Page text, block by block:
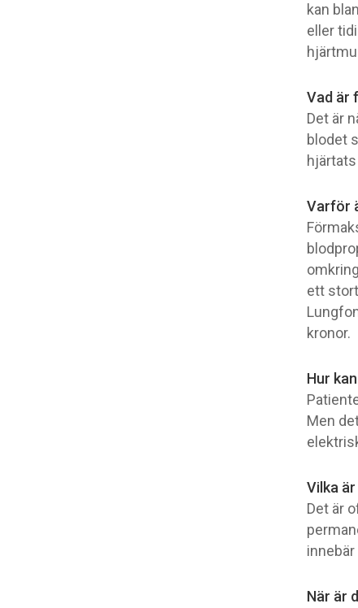
kan
eller
Vad är
Det är
blodet
Varför
ett
kronor.
Hur
Men
Vilka
Det är
När är